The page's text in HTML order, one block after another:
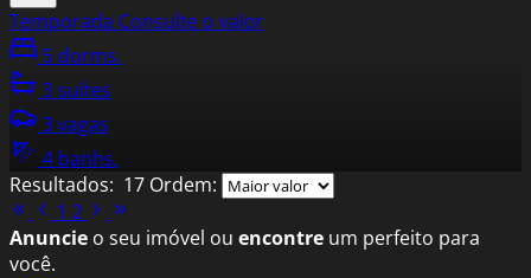
Temporada Consulte o valor
5 dorms.
3 suítes
3 vagas
4 banhs.
Resultados: 17 Ordem:
1 2
Anuncie o seu imóvel ou encontre um perfeito para
você.